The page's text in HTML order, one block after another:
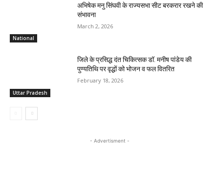
National
अभिषेक मनु सिंघवी के राज्यसभा सीट बरकरार रखने की
संभावना
March 2, 2026
Uttar Pradesh
जिले के प्रसिद्ध दंत चिकित्सक डॉ. मनीष पांडेय की
पुण्यतिथि पर वृद्धों को भोजन व फल वितरित
February 18, 2026
- Advertisment -